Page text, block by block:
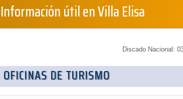
Información útil en Villa Elisa
Discado Nacional:
OFICINAS DE TURISMO